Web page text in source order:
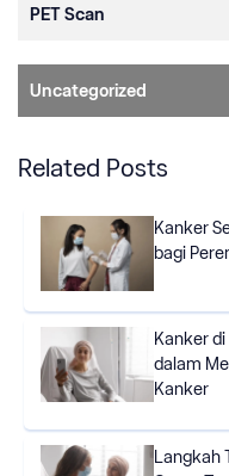
PET Scan
Uncategorized
Related Posts
Kanker
bagi
Kanker di
dalam
Kanker